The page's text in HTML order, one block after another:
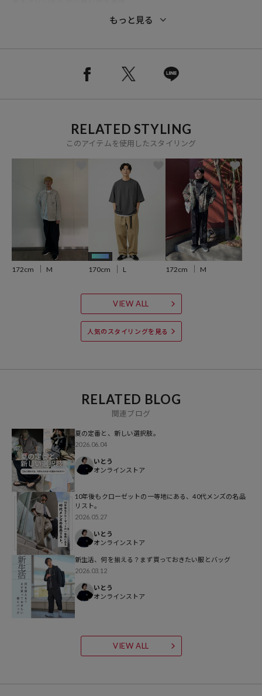
●サイズ感は身幅にゆとりを持たせつつ着丈は長すぎない、バランス
●定番色からトレンド色、クレイジーパターンまで揃えた豊富なカラ
●夏場の定番Tシャツとして複数買いもおすすめの1着となっています
おすすめコーディネート
ヘビーウェイトなボディとビッグシルエットを活かした1枚での着用
肉厚な生地を使用しているため、1枚でも透け感なく着用が可能で
ゆったりとしながらも着丈や腕周りのスッキリさもある絶妙バランス
で、着るだけでサマになる夏の定番着となっています。
合わせるボトムはベーシックなデニムやカーゴパンツだけでなく、ト
レンド感のあるワイドショーツや人気のバレルパンツまで、幅広いテ
イストのアイテムに合わせられる万能な1着となっています。
と色味が異なる場合がございます。
また表示のサイズ感と実物は若干異なる場合もございますので、予め
※こちらの商品はオンラインストア及び一部店舗での限定展開となり
参考価格
3,993円（2026年2月16日時点）
※「参考価格」とは、Daytona Parkにおける対象商品の通常販売（先
行予約・先行割引は含まれません）開始時点の価格です。
ブランド説明
もっと見る
RELATED STYLING
このアイテムを使用したスタイリング
172cm M 170cm L 172cm M
VIEW ALL
人気のスタイリングを見る
RELATED BLOG
関連ブログ
夏の定番と、新しい選択肢。
2026.06.04
いとう
オンラインストア
10年後もクローゼットの一等地にある、40代メンズの名品
リスト。
2026.05.27
いとう
オンラインストア
新生活、何を揃える？まず買っておきたい服とバッグ
2026.03.12
いとう
オンラインストア
VIEW ALL